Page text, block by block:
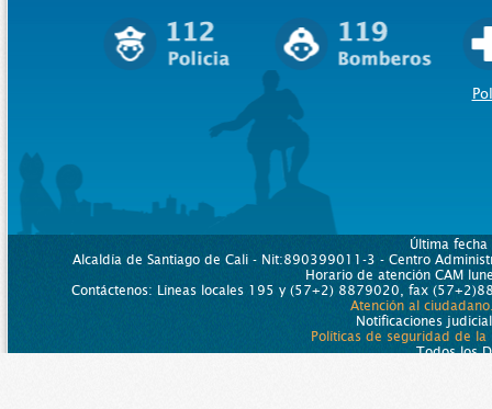
Última
Alcaldía de Santiago de Cali - Nit:890399011-3 - Centro
Horario de atención CAM
Contáctenos: Líneas locales 195 y (57+2) 8879020, fax
Atención al
Notificaciones
Políticas de seguridad de
Todos los